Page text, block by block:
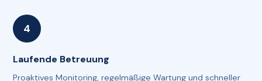
Laufende Betreuung
Proaktives Monitoring, regelmäßige Wartung und schneller